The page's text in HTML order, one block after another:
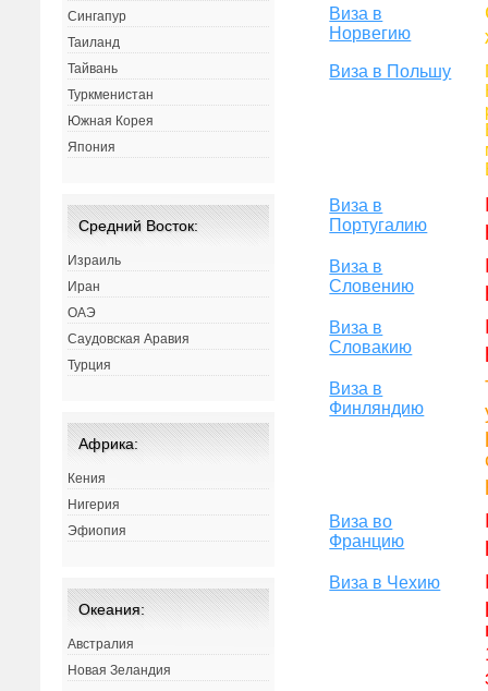
Виза в
Норвегию
Виза в Польшу
Виза в
Португалию
Виза в
Словению
Виза в
Словакию
Виза в
Финляндию
Виза во
Францию
Виза в Чехию
Сингапур
Таиланд
Тайвань
Туркменистан
Южная Корея
Япония
Средний Восток:
Израиль
Иран
ОАЭ
Саудовская Аравия
Турция
Африка:
Кения
Нигерия
Эфиопия
Океания:
Австралия
Новая Зеландия